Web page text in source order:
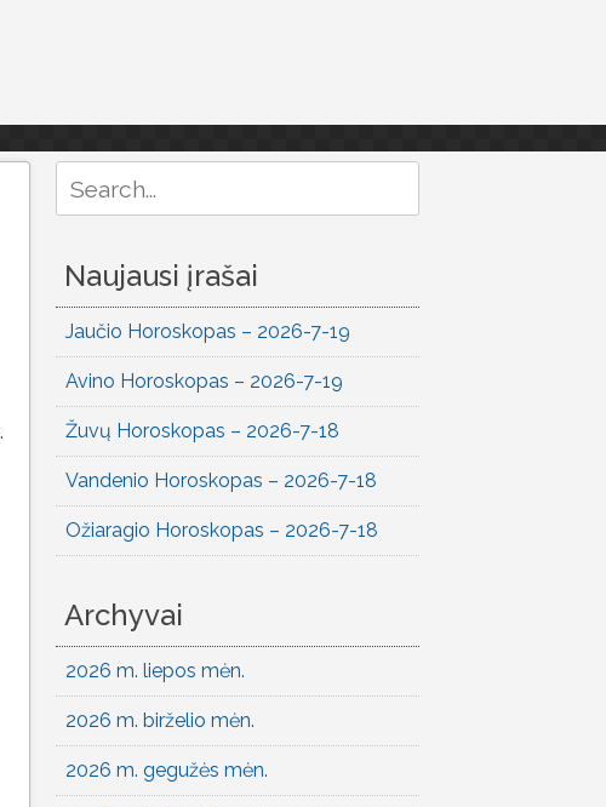
for:
Naujausi įrašai
Jaučio Horoskopas – 2026-7-19
Avino Horoskopas – 2026-7-19
Žuvų Horoskopas – 2026-7-18
Vandenio Horoskopas – 2026-7-18
Ožiaragio Horoskopas – 2026-7-18
Archyvai
2026 m. liepos mėn.
2026 m. birželio mėn.
2026 m. gegužės mėn.